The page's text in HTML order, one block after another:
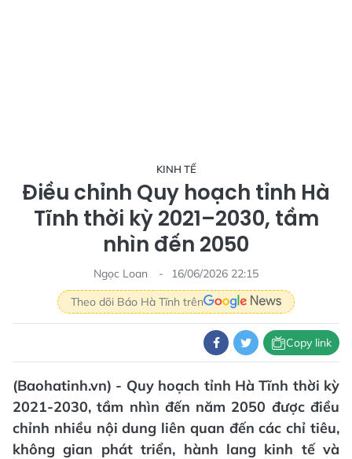
KINH TẾ
Điều chỉnh Quy hoạch tỉnh Hà
Tĩnh thời kỳ 2021–2030, tầm
nhìn đến 2050
Ngọc Loan
16/06/2026 22:15
Theo dõi Báo Hà Tĩnh trên
Copy link
(Baohatinh.vn) - Quy hoạch tỉnh Hà Tĩnh thời kỳ
2021-2030, tầm nhìn đến năm 2050 được điều
chỉnh nhiều nội dung liên quan đến các chỉ tiêu,
không gian phát triển, hành lang kinh tế và